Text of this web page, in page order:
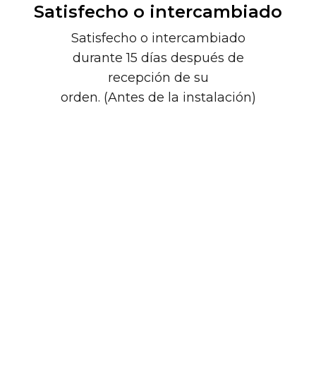
Satisfecho o intercambiado
Satisfecho o intercambiado
durante 15 días después de
recepción de su
orden. (Antes de la instalación)